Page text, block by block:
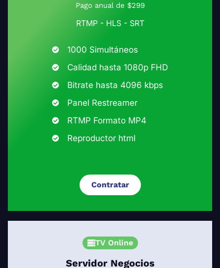
Pago anual de $299
RTMP - HLS - SRT
1000 Simultáneos
Calidad hasta 1080p FHD
Bitrate hasta 4096 kbps
Panel Restreamer
RTMP Formato MP4
Reproductor html
Contratar
TV Online
Servidor Negocios